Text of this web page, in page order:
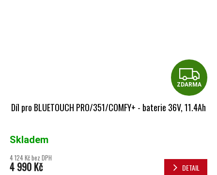
ZDARMA
Díl pro BLUETOUCH PRO/351/COMFY+ - baterie 36V, 11.4Ah
Skladem
4 124 Kč bez DPH
4 990 Kč DETAIL